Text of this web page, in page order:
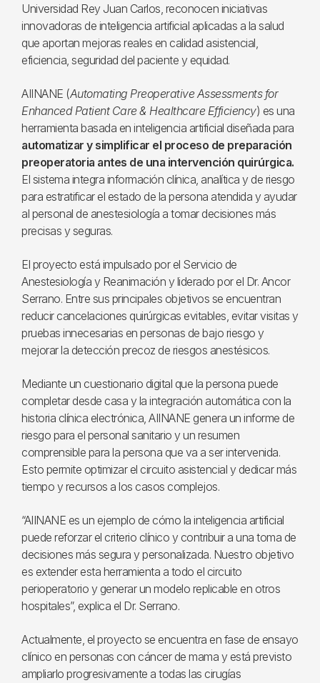
Universidad Rey Juan Carlos, reconocen iniciativas
innovadoras de inteligencia artificial aplicadas a la salud
que aportan mejoras reales en calidad asistencial,
eficiencia, seguridad del paciente y equidad.
AIINANE (Automating Preoperative Assessments for
Enhanced Patient Care & Healthcare Efficiency) es una
herramienta basada en inteligencia artificial diseñada para
automatizar y simplificar el proceso de preparación
preoperatoria antes de una intervención quirúrgica.
El sistema integra información clínica, analítica y de riesgo
para estratificar el estado de la persona atendida y ayudar
al personal de anestesiología a tomar decisiones más
precisas y seguras.
El proyecto está impulsado por el Servicio de
Anestesiología y Reanimación y liderado por el Dr. Ancor
Serrano. Entre sus principales objetivos se encuentran
reducir cancelaciones quirúrgicas evitables, evitar visitas y
pruebas innecesarias en personas de bajo riesgo y
mejorar la detección precoz de riesgos anestésicos.
Mediante un cuestionario digital que la persona puede
completar desde casa y la integración automática con la
historia clínica electrónica, AIINANE genera un informe de
riesgo para el personal sanitario y un resumen
comprensible para la persona que va a ser intervenida.
Esto permite optimizar el circuito asistencial y dedicar más
tiempo y recursos a los casos complejos.
“AIINANE es un ejemplo de cómo la inteligencia artificial
puede reforzar el criterio clínico y contribuir a una toma de
decisiones más segura y personalizada. Nuestro objetivo
es extender esta herramienta a todo el circuito
perioperatorio y generar un modelo replicable en otros
hospitales”, explica el Dr. Serrano.
Actualmente, el proyecto se encuentra en fase de ensayo
clínico en personas con cáncer de mama y está previsto
ampliarlo progresivamente a todas las cirugías